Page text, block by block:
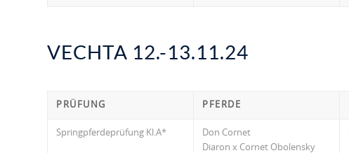
VECHTA 12.-13.11.24
PRÜFUNG PFERDE
Springpferdeprüfung Kl.A*
Don Cornet
Diaron x Cornet Obolensky